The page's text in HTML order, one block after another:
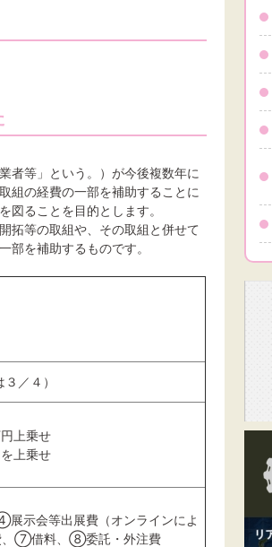
者等」という。）が今後複数年に
組の経費の一部を補助することに
図ることを目的とします。
拓等の取組や、その取組と併せて
部を補助するものです。
／４）
上乗せ
上乗せ
会等出展費（オンラインによ
、⑦借料、⑧委託・外注費